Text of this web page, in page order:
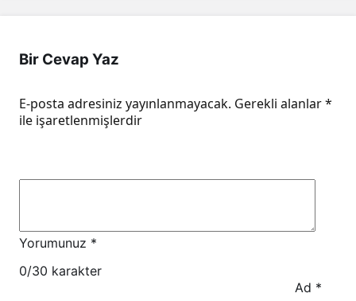
Bir Cevap Yaz
E-posta adresiniz yayınlanmayacak. Gerekli alanlar*
ile işaretlenmişlerdir
Yorumunuz *
0/30 karakter
Ad *